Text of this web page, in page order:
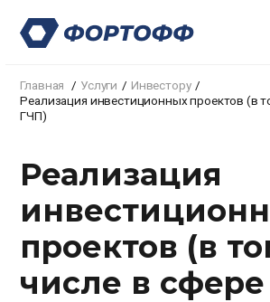
Главная Услуги
Инвестору
Реализация инвестиционных проектов (в
ГЧП)
Реализация
проектов (в
числе в